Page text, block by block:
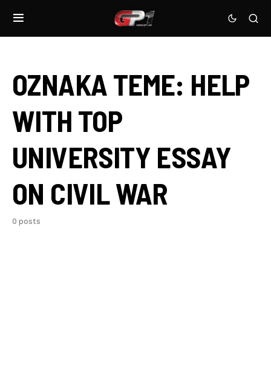
OZNAKA TEME: HELP
WITH TOP
UNIVERSITY ESSAY
ON CIVIL WAR
0 posts